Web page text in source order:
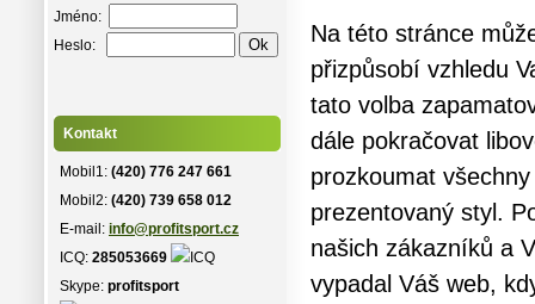
Jméno:
Heslo:
Kontakt
Mobil1: (420) 776 247 661
Mobil2: (420) 739 658 012
E-mail: info@profitsport.cz
ICQ: 285053669
Skype: profitsport
Na této stránce
přizpůsobí vzhledu
tato volba
dále pokračovat
prozkoumat
prezentovaný styl.
našich zákazníků a
vypadal Váš web,